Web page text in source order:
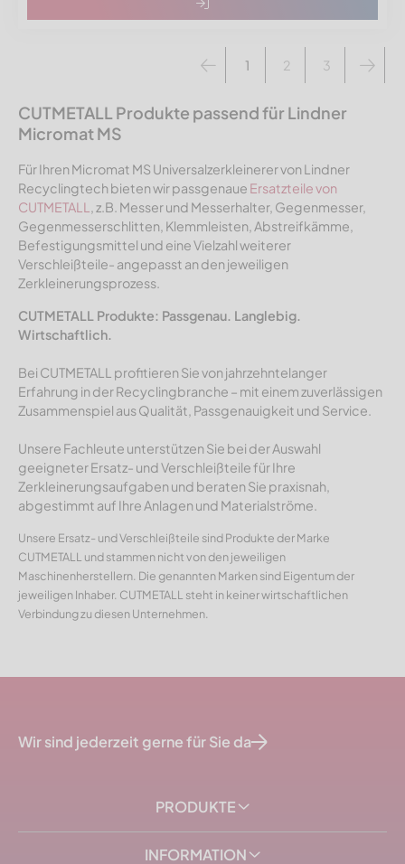
1 2 3
CUTMETALL Produkte passend für Lindner
Micromat MS
Für Ihren Micromat MS Universalzerkleinerer von Lindner
Recyclingtech bieten wir passgenaue Ersatzteile von
CUTMETALL , z.B. Messer und Messerhalter, Gegenmesser,
Gegenmesserschlitten, Klemmleisten, Abstreifkämme,
Befestigungsmittel und eine Vielzahl weiterer
Verschleißteile- angepasst an den jeweiligen
Zerkleinerungsprozess.
CUTMETALL Produkte: Passgenau. Langlebig.
Wirtschaftlich.
Bei CUTMETALL profitieren Sie von jahrzehntelanger
Erfahrung in der Recyclingbranche – mit einem zuverlässigen
Zusammenspiel aus Qualität, Passgenauigkeit und Service.
Unsere Fachleute unterstützen Sie bei der Auswahl
geeigneter Ersatz- und Verschleißteile für Ihre
Zerkleinerungsaufgaben und beraten Sie praxisnah,
abgestimmt auf Ihre Anlagen und Materialströme.
Unsere Ersatz- und Verschleißteile sind Produkte der Marke
CUTMETALL und stammen nicht von den jeweiligen
Maschinenherstellern. Die genannten Marken sind Eigentum der
jeweiligen Inhaber. CUTMETALL steht in keiner wirtschaftlichen
Verbindung zu diesen Unternehmen.
Wir sind jederzeit gerne für Sie da
PRODUKTE
INFORMATION